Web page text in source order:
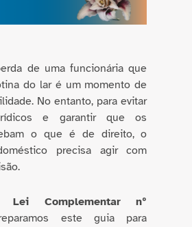
de uma funcionária que
do lar é um momento de
No entanto, para evitar
e garantir que os
o que é de direito, o
precisa agir com
Lei Complementar nº
este guia para